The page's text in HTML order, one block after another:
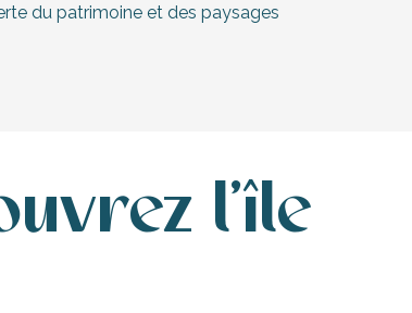
du patrimoine et des paysages
l'île